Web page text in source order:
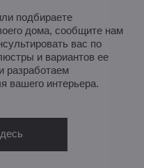
подбираете
дома, сообщите нам
вас по
и вариантов ее
разработаем
вашего интерьера.